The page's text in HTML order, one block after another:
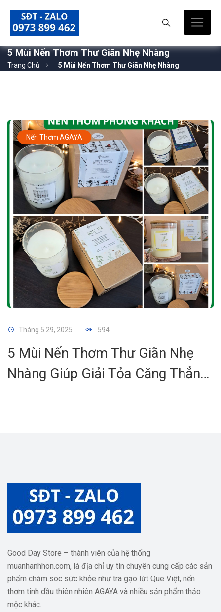
5 Mùi Nến Thơm Thư Giãn Nhẹ Nhàng
Trang Chủ 5 Mùi Nến Thơm Thư Giãn Nhẹ Nhàng
Nến Thơm AGAYA
Tháng 5 29, 2025 594
5 Mùi Nến Thơm Thư Giãn Nhẹ
Nhàng Giúp Giải Tỏa Căng Thẳng
Good Day Store – thành viên của hệ thống
muanhanhhon.com, là địa chỉ uy tín chuyên cung cấp các sản
phẩm chăm sóc sức khỏe như trà gạo lứt Quê Việt, nến
thơm tinh dầu thiên nhiên AGAYA và nhiều sản phẩm thảo
mộc khác.